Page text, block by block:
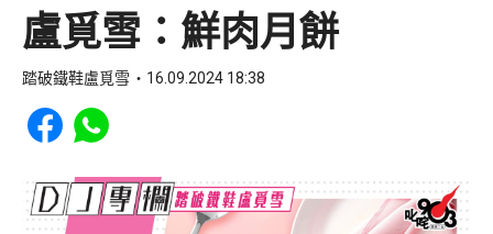
盧覓雪：鮮肉月餅
踏破鐵鞋盧覓雪 16.09.2024 18:38
Share to Facebook
Share to WhatsApp